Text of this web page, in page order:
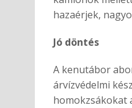
hazaérjek,
Jó döntés
A kenutábor
árvízvédelmi
homokzsákokat